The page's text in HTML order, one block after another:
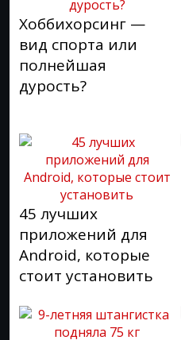
Хоббихорсинг —
вид спорта или
полнейшая
дурость?
45 лучших
приложений для
Android, которые
стоит установить